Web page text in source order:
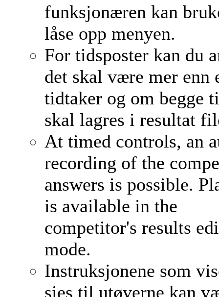
funksjonæren kan
låse opp menyen.
For tidsposter kan du
det skal være mer enn
tidtaker og om begge
skal lagres i resultat
At timed controls, an
recording of the
answers is possible.
is available in the
competitor's results
mode.
Instruksjonene som
sies til utøverne kan